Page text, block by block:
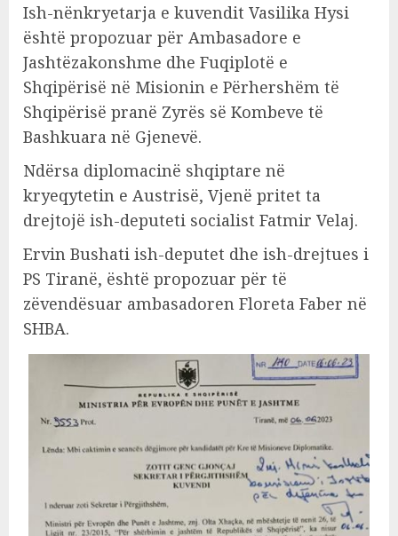
Ish-nënkryetarja e kuvendit Vasilika Hysi
është propozuar për Ambasadore e
Jashtëzakonshme dhe Fuqiplotë e
Shqipërisë në Misionin e Përhershëm të
Shqipërisë pranë Zyrës së Kombeve të
Bashkuara në Gjenevë.
Ndërsa diplomacinë shqiptare në
kryeqytetin e Austrisë, Vjenë pritet ta
drejtojë ish-deputeti socialist Fatmir Velaj.
Ervin Bushati ish-deputet dhe ish-drejtues i
PS Tiranë, është propozuar për të
zëvendësuar ambasadoren Floreta Faber në
SHBA.